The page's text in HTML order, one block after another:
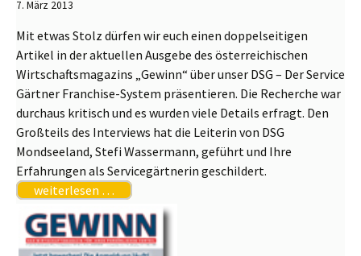
7. März 2013
Mit etwas Stolz dürfen wir euch einen doppelseitigen
Artikel in der aktuellen Ausgebe des österreichischen
Wirtschaftsmagazins „Gewinn“ über unser DSG – Der Service
Gärtner Franchise-System präsentieren. Die Recherche war
durchaus kritisch und es wurden viele Details erfragt. Den
Großteils des Interviews hat die Leiterin von DSG
Mondseeland, Stefi Wassermann, geführt und Ihre
Erfahrungen als Servicegärtnerin geschildert.
weiterlesen …